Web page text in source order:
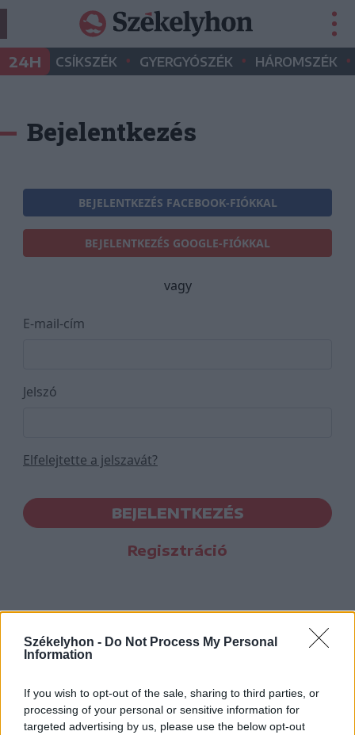
Székelyhon - Do Not Process My Personal
Information
If you wish to opt-out of the sale, sharing to third parties, or
processing of your personal or sensitive information for
targeted advertising by us, please use the below opt-out
24H CSÍKSZÉK • GYERGYÓSZÉK • HÁROMSZÉK •
Bejelentkezés
BEJELENTKEZÉS FACEBOOK-FIÓKKAL
BEJELENTKEZÉS GOOGLE-FIÓKKAL
vagy
E-mail-cím
Jelszó
Elfelejtette a jelszavát?
BEJELENTKEZÉS
Regisztráció